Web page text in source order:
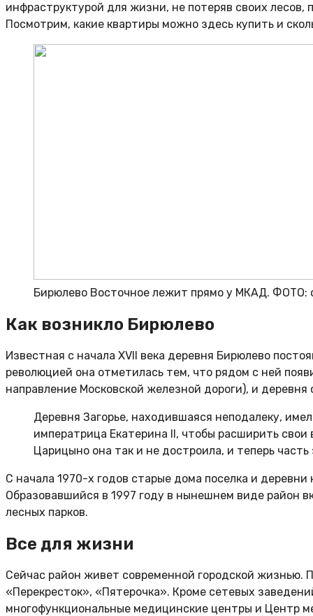
инфраструктурой для жизни, не потеряв своих
Посмотрим, какие квартиры можно здесь купить и
Бирюлево Восточное лежит прямо у МКАД. ФОТО:
Как возникло Бирюлево
Известная с начала XVII века деревня Бирюлево
революцией она отметилась тем, что рядом с ней
направление Московской железной дороги), и деревня
Деревня Загорье, находившаяся неподалеку,
императрица Екатерина II, чтобы расширить
Царицыно она так и не достроила, и теперь
С начала 1970-х годов старые дома поселка и
Образовавшийся в 1997 году в нынешнем виде район
лесных парков.
Все для жизни
Сейчас район живет современной городской жизнью.
«Перекресток», «Пятерочка». Кроме сетевых
многофункциональные медицинские центры и Центр